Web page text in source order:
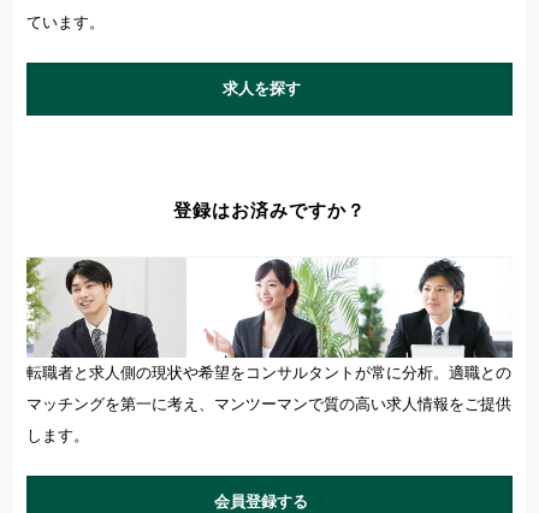
ています。
求人を探す
登録はお済みですか？
転職者と求人側の現状や希望をコンサルタントが常に分析。適職との
マッチングを第一に考え、マンツーマンで質の高い求人情報をご提供
します。
会員登録する